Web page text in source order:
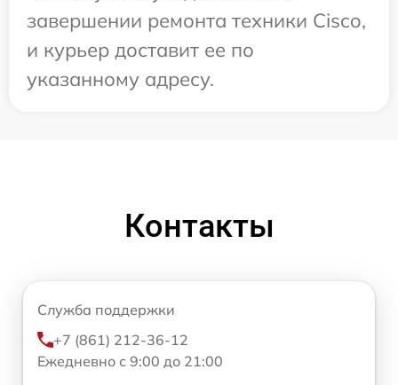
завершении ремонта техники Cisco,
и курьер доставит ее по
указанному адресу.
Контакты
Служба поддержки
+7 (861) 212-36-12
Ежедневно с 9:00 до 21:00